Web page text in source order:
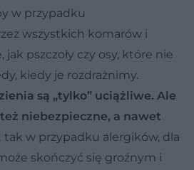
w przypadku
wszystkich komarów i
jak pszczoły czy osy, które nie
kiedy je rozdrażnimy.
są „tylko” uciążliwe. Ale
niebezpieczne, a nawet
tak w przypadku alergików, dla
skończyć się groźnym i